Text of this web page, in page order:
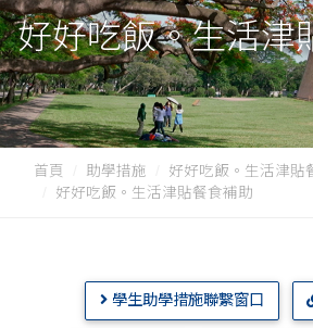
好好吃飯。生活津
首頁 助學措施
好好吃飯。生活津貼
好好吃飯。生活津貼餐食補助
學生助學措施聯繫窗口